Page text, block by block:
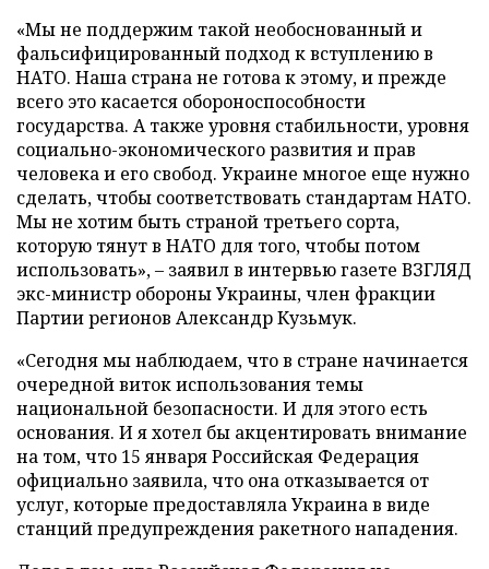
«Мы не поддержим такой необоснованный и
фальсифицированный подход к вступлению в
НАТО. Наша страна не готова к этому, и прежде
всего это касается обороноспособности
государства. А также уровня стабильности, уровня
социально-экономического развития и прав
человека и его свобод. Украине многое еще нужно
сделать, чтобы соответствовать стандартам НАТО.
Мы не хотим быть страной третьего сорта,
которую тянут в НАТО для того, чтобы потом
использовать», – заявил в интервью газете ВЗГЛЯД
экс-министр обороны Украины, член фракции
Партии регионов Александр Кузьмук.
«Сегодня мы наблюдаем, что в стране начинается
очередной виток использования темы
национальной безопасности. И для этого есть
основания. И я хотел бы акцентировать внимание
на том, что 15 января Российская Федерация
официально заявила, что она отказывается от
услуг, которые предоставляла Украина в виде
станций предупреждения ракетного нападения.